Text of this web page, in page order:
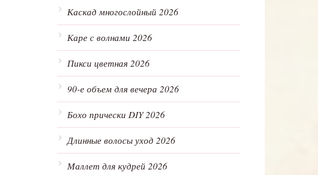
Каскад многослойный 2026
Каре с волнами 2026
Пикси цветная 2026
90-е объем для вечера 2026
Бохо прически DIY 2026
Длинные волосы уход 2026
Маллет для кудрей 2026